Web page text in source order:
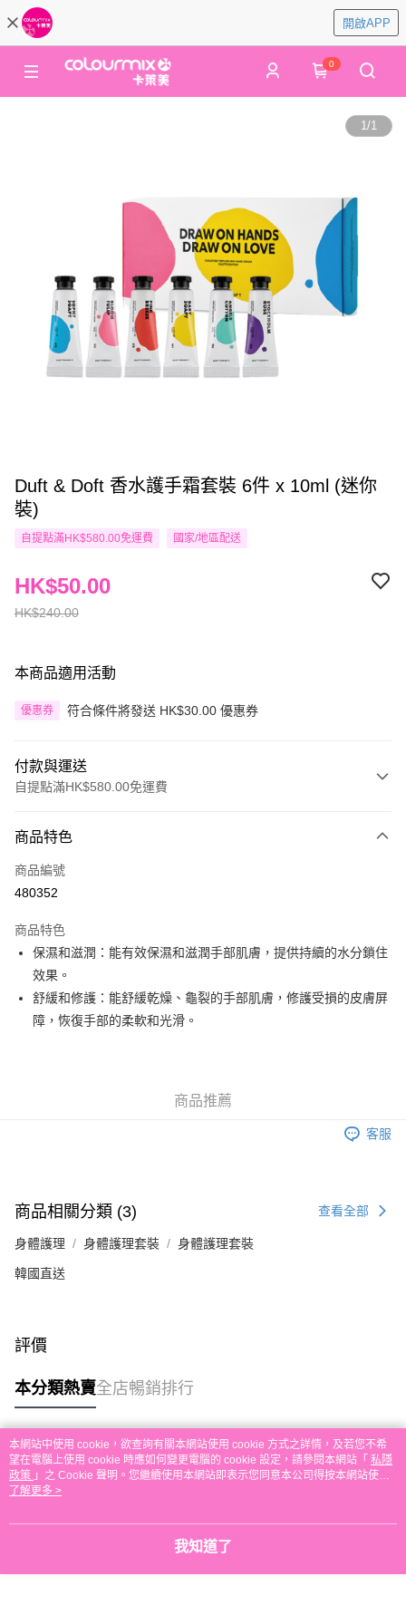
開啟APP
0
1/1
Duft & Doft 香水護手霜套裝 6件 x 10ml (迷你
裝)
自提點滿HK$580.00免運費 國家/地區配送
HK$240.00
HK$50.00
本商品適用活動
優惠券 符合條件將發送 HK$30.00 優惠券
付款與運送
自提點滿HK$580.00免運費
信用卡
Apple Pay
AlipayHK
PayMe
WeChat Pay
銀行匯款 請將存款存到以下銀行帳戶，並於存款單據寫上訂單編號後電郵至
eshop@colourmix-cosmetics.com** **我們不會處理沒有提供存款單據的訂
單。 如果訂購後七個工作天內我們未能收到有關存款，有關訂單將被取消。
付款後順豐站及營業點取貨
免運費
其他地區配送
商品特色
商品編號
480352
商品特色
保濕和滋潤：能有效保濕和滋潤手部肌膚，提供持續的水分鎖住
效果。
舒緩和修護：能舒緩乾燥、龜裂的手部肌膚，修護受損的皮膚屏
障，恢復手部的柔軟和光滑。
商品推薦
客服
商品相關分類 (3) 查看全部
身體護理 身體護理套裝 身體護理套裝
韓國直送
評價
本分類熱賣全店暢銷排行
熱門標籤
熱銷排行
本網站中使用 cookie，欲查詢有關本網站使用 cookie 方式之詳情，及若您不希
望在電腦上使用 cookie 時應如何變更電腦的 cookie 設定，請參閱本網站「 私隱
政策 」之 Cookie 聲明。您繼續使用本網站即表示您同意本公司得按本網站使用
條款之 Cookie 聲明使用 cookie。
了解更多 >
我知道了